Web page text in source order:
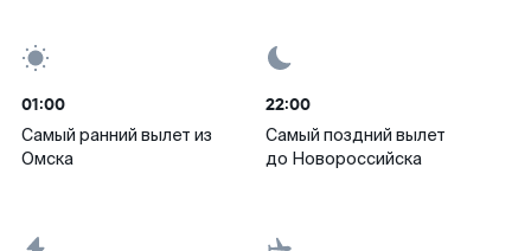
01:00
Самый ранний вылет из
Омска
22:00
Самый поздний вылет
до Новороссийска